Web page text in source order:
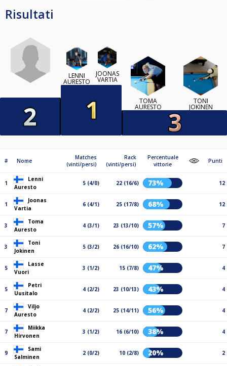
Risultati
LENNI
AURESTO
JOONAS
VARTIA
TOMA
AURESTO
TONI
JOKINEN
# Nome
Matches
(vinti/persi)
Rack
(vinti/persi)
Percentuale
vittorie
Punti
1
Lenni
Auresto
5 (4/0) 22 (16/6) 73% 12
1
Joonas
Vartia
6 (4/1) 25 (17/8) 68% 12
3
Toma
Auresto
4 (3/1) 23 (13/10) 57% 7
3
Toni
Jokinen
5 (3/2) 26 (16/10) 62% 7
5
Lasse
Vuori
3 (1/2) 15 (7/8) 47% 4
5
Petri
Uusitalo
4 (2/2) 23 (10/13) 43% 4
7
Viljo
Auresto
4 (2/2) 25 (14/11) 56% 4
7
Miikka
Hirvonen
3 (1/2) 16 (6/10) 38% 4
9
Sami
Salminen
2 (0/2) 10 (2/8) 20% 2